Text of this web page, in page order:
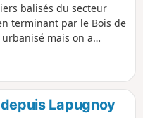
balisés du secteur
terminant par le Bois de
mais on a
Lapugnoy